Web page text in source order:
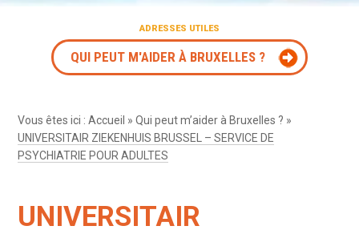
ADRESSES UTILES
QUI PEUT M'AIDER À BRUXELLES ?
Vous êtes ici :Accueil »Qui peut m’aider à Bruxelles ? »
UNIVERSITAIR ZIEKENHUIS BRUSSEL – SERVICE DE
PSYCHIATRIE POUR ADULTES
UNIVERSITAIR